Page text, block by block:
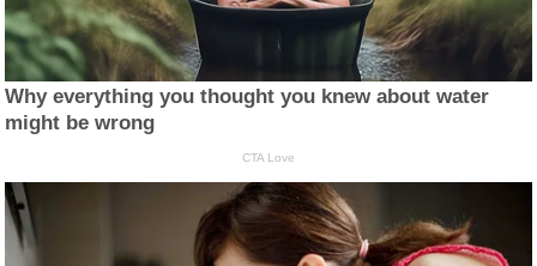
Why everything you thought you knew about water
might be wrong
CTA Love